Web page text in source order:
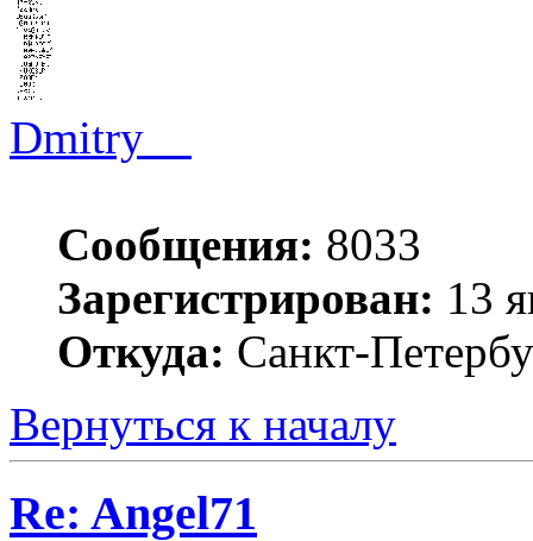
Dmitry__
Сообщения: 8033
Зарегистрирован: 13
Откуда: Санкт-
Вернуться к началу
Re: Angel71